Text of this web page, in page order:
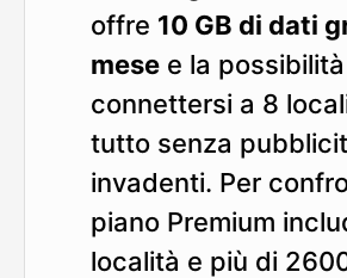
offre 10 GB di dati
mese e la
connettersi a 8
tutto senza
invadenti. Per
piano Premium
località e più di